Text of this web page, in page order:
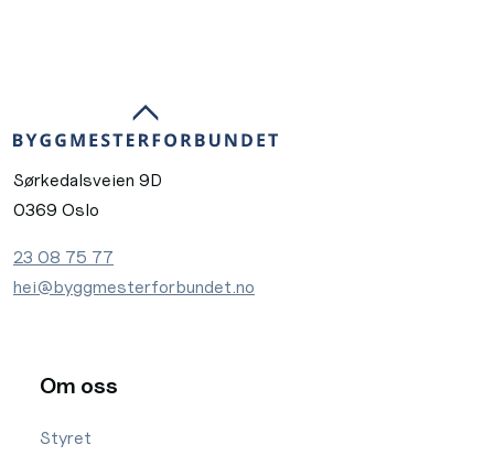
Sørkedalsveien 9D
0369 Oslo
23 08 75 77
hei@byggmesterforbundet.no
Om oss
Styret